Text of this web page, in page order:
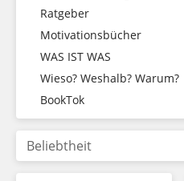
Ratgeber
Motivationsbücher
WAS IST WAS
Wieso? Weshalb? Warum?
BookTok